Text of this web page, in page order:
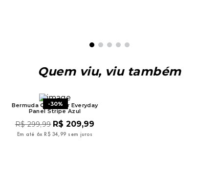
Quem viu, viu também
-30%
Bermuda Quiksilver Everyday
Panel Stripe Azul
R$ 299,99 R$ 209,99
Em até 6x R$ 34, 99 sem juros